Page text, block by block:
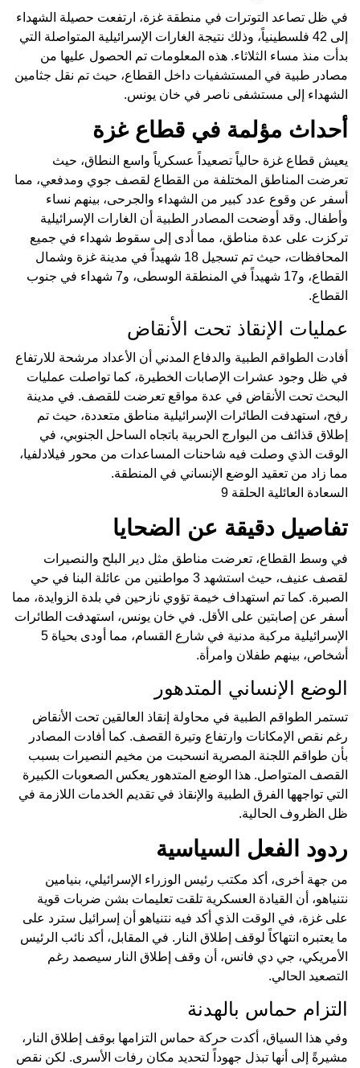
في ظل تصاعد التوترات في منطقة غزة، ارتفعت حصيلة الشهداء
إلى 42 فلسطينياً، وذلك نتيجة الغارات الإسرائيلية المتواصلة التي
بدأت منذ مساء الثلاثاء. هذه المعلومات تم الحصول عليها من
مصادر طبية في المستشفيات داخل القطاع، حيث تم نقل جثامين
الشهداء إلى مستشفى ناصر في خان يونس.
أحداث مؤلمة في قطاع غزة
يعيش قطاع غزة حالياً تصعيداً عسكرياً واسع النطاق، حيث
تعرضت المناطق المختلفة من القطاع لقصف جوي ومدفعي، مما
أسفر عن وقوع عدد كبير من الشهداء والجرحى، بينهم نساء
وأطفال. وقد أوضحت المصادر الطبية أن الغارات الإسرائيلية
تركزت على عدة مناطق، مما أدى إلى سقوط شهداء في جميع
المحافظات، حيث تم تسجيل 18 شهيداً في مدينة غزة وشمال
القطاع، و17 شهيداً في المنطقة الوسطى، و7 شهداء في جنوب
القطاع.
عمليات الإنقاذ تحت الأنقاض
أفادت الطواقم الطبية والدفاع المدني أن الأعداد مرشحة للارتفاع
في ظل وجود عشرات الإصابات الخطيرة، كما تواصلت عمليات
البحث تحت الأنقاض في عدة مواقع تعرضت للقصف. في مدينة
رفح، استهدفت الطائرات الإسرائيلية مناطق متعددة، حيث تم
إطلاق قذائف من البوارج الحربية باتجاه الساحل الجنوبي، في
الوقت الذي وصلت فيه شاحنات المساعدات من محور فيلادلفيا،
مما زاد من تعقيد الوضع الإنساني في المنطقة.
السعادة العائلية الحلقة 9
تفاصيل دقيقة عن الضحايا
في وسط القطاع، تعرضت مناطق مثل دير البلح والنصيرات
لقصف عنيف، حيث استشهد 3 مواطنين من عائلة البنا في حي
الصبرة. كما تم استهداف خيمة تؤوي نازحين في بلدة الزوايدة، مما
أسفر عن إصابتين على الأقل. في خان يونس، استهدفت الطائرات
الإسرائيلية مركبة مدنية في شارع القسام، مما أودى بحياة 5
أشخاص، بينهم طفلان وامرأة.
الوضع الإنساني المتدهور
تستمر الطواقم الطبية في محاولة إنقاذ العالقين تحت الأنقاض
رغم نقص الإمكانات وارتفاع وتيرة القصف. كما أفادت المصادر
بأن طواقم اللجنة المصرية انسحبت من مخيم النصيرات بسبب
القصف المتواصل. هذا الوضع المتدهور يعكس الصعوبات الكبيرة
التي تواجهها الفرق الطبية والإنقاذ في تقديم الخدمات اللازمة في
ظل الظروف الحالية.
ردود الفعل السياسية
من جهة أخرى، أكد مكتب رئيس الوزراء الإسرائيلي، بنيامين
نتنياهو، أن القيادة العسكرية تلقت تعليمات بشن ضربات قوية
على غزة، في الوقت الذي أكد فيه نتنياهو أن إسرائيل سترد على
ما يعتبره انتهاكاً لوقف إطلاق النار. في المقابل، أكد نائب الرئيس
الأمريكي، جي دي فانس، أن وقف إطلاق النار سيصمد رغم
التصعيد الحالي.
التزام حماس بالهدنة
وفي هذا السياق، أكدت حركة حماس التزامها بوقف إطلاق النار،
مشيرةً إلى أنها تبذل جهوداً لتحديد مكان رفات الأسرى. لكن نقص